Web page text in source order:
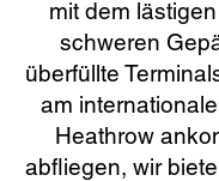
mit dem
schweren
überfüllte
am
Heathrow
abfliegen, wir